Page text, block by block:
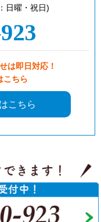
日曜・祝日)
は即日対応！
こちら
こちら